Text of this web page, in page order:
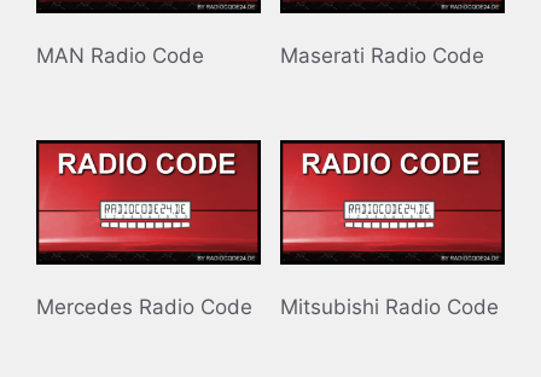
MAN Radio Code Maserati Radio Code
Mercedes Radio Code Mitsubishi Radio Code